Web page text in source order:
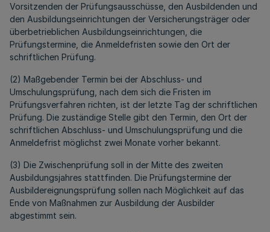
Vorsitzenden der Prüfungsausschüsse, den Ausbildenden und
den Ausbildungseinrichtungen der Versicherungsträger oder
überbetrieblichen Ausbildungseinrichtungen, die
Prüfungstermine, die Anmeldefristen sowie den Ort der
schriftlichen Prüfung.
(2) Maßgebender Termin bei der Abschluss- und
Umschulungsprüfung, nach dem sich die Fristen im
Prüfungsverfahren richten, ist der letzte Tag der schriftlichen
Prüfung. Die zuständige Stelle gibt den Termin, den Ort der
schriftlichen Abschluss- und Umschulungsprüfung und die
Anmeldefrist möglichst zwei Monate vorher bekannt.
(3) Die Zwischenprüfung soll in der Mitte des zweiten
Ausbildungsjahres stattfinden. Die Prüfungstermine der
Ausbildereignungsprüfung sollen nach Möglichkeit auf das
Ende von Maßnahmen zur Ausbildung der Ausbilder
abgestimmt sein.